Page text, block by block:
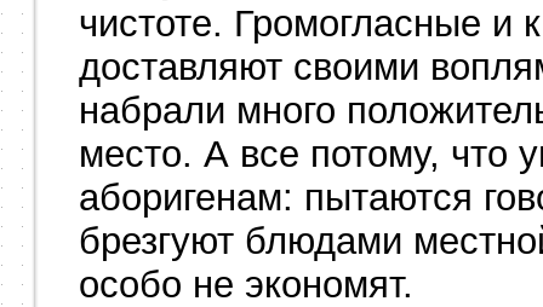
чистоте. Громогласные и
доставляют своими
набрали много
место. А все потому, что
аборигенам: пытаются
брезгуют блюдами
особо не экономят.